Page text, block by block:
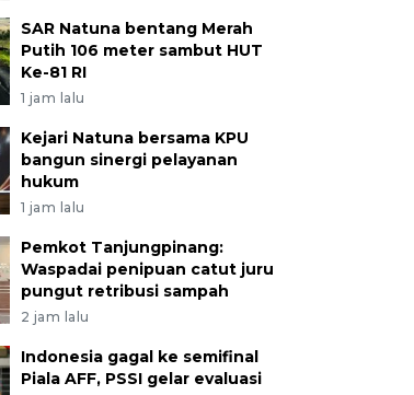
SAR Natuna bentang Merah
Putih 106 meter sambut HUT
Ke-81 RI
1 jam lalu
Kejari Natuna bersama KPU
bangun sinergi pelayanan
hukum
1 jam lalu
Pemkot Tanjungpinang:
Waspadai penipuan catut juru
pungut retribusi sampah
2 jam lalu
Indonesia gagal ke semifinal
Piala AFF, PSSI gelar evaluasi